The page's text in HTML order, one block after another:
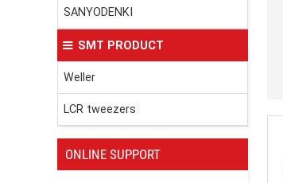
SANYODENKI
SMT PRODUCT
Weller
LCR tweezers
ONLINE SUPPORT